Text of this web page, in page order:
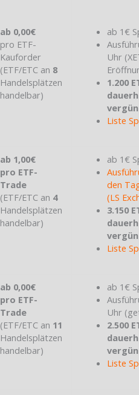
ab 0,00€
pro ETF-
Kauforder
(ETF/ETC an 8
Handelsplätzen
handelbar)
ab 1€
Uhr
1.200
Liste
ab 1,00€
pro ETF-
Trade
(ETF/ETC an 4
Handelsplätzen
handelbar)
ab 1€
den
(LS
3.150
Liste
ab 0,00€
pro ETF-
Trade
(ETF/ETC an 11
Handelsplätzen
handelbar)
ab 1€
Uhr
2.500
Liste